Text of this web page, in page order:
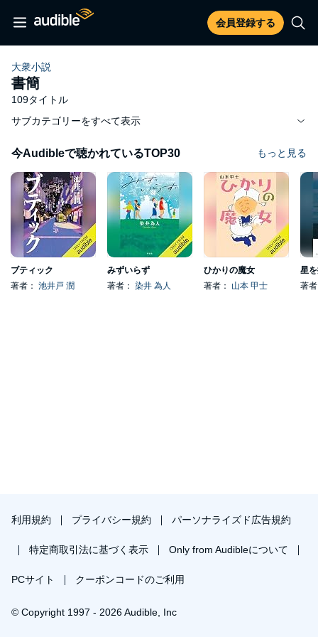
会員登録する
大衆小説
書簡
109タイトル
サブカテゴリーをすべて表示
今Audibleで聴かれているTOP30 もっと見る
ブティック
著者： 池井戸 潤
みずいらず
著者： 染井 為人
ひかりの魔女
著者： 山本 甲士
星
著
利用規約 プライバシー規約 パーソナライズド広告規約
特定商取引法に基づく表示 Only from Audibleについて
PCサイト クーポンコードのご利用
© Copyright 1997 - 2026 Audible, Inc